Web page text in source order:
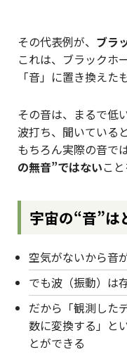
その代表例が、 ブラ
これは、ブラックホ
「音」に置き換えた
その音は、まるで低
波打ち、聞いている
もちろん実際の音で
の無音”ではないこ
宇宙の“音”は
空気がないから音
でも波（振動）は
だから「観測した
数に変換する」と
とができる